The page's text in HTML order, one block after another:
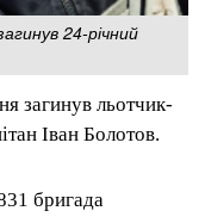
24-річний
загинув льотчик-
Іван Болотов.
бригада